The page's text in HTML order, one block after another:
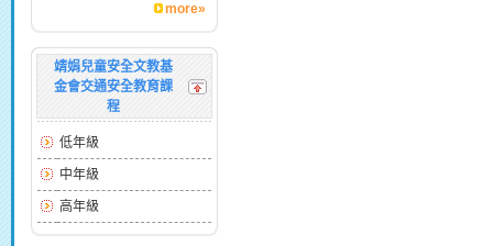
more»
靖娟兒童安全文教基
金會交通安全教育課
程
低年級
中年級
高年級